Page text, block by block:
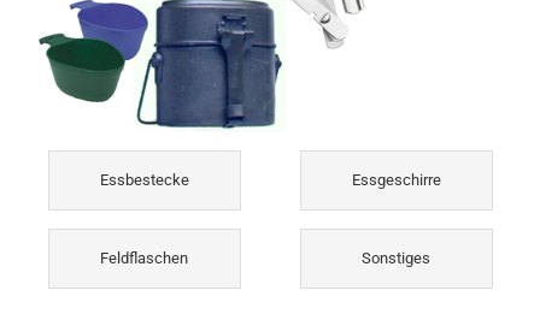
Essbestecke Essgeschirre
Feldflaschen Sonstiges